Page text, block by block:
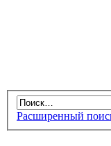
Расширенный